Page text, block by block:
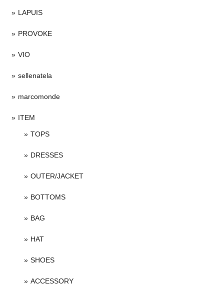
LAPUIS
PROVOKE
VIO
sellenatela
marcomonde
ITEM
TOPS
DRESSES
OUTER/JACKET
BOTTOMS
BAG
HAT
SHOES
ACCESSORY